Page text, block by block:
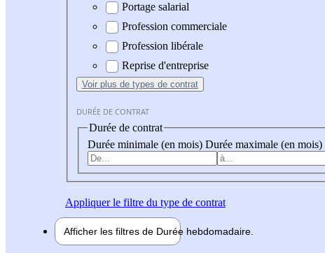
Portage salarial
Profession commerciale
Profession libérale
Reprise d'entreprise
Voir plus de types de contrat
DURÉE DE CONTRAT
Durée de contrat
Durée minimale (en mois) Durée maximale (en mois)
Appliquerle filtre du type de contrat
Afficher les filtres de Durée hebdomadaire